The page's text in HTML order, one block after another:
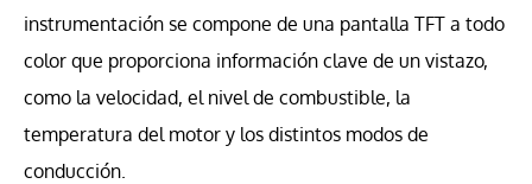
instrumentación se compone de una pantalla TFT a todo
color que proporciona información clave de un vistazo,
como la velocidad, el nivel de combustible, la
temperatura del motor y los distintos modos de
conducción.